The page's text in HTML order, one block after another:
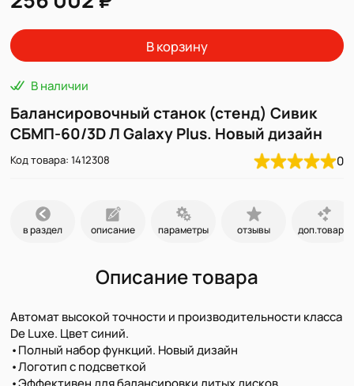
В корзину
В наличии
Балансировочный станок (стенд) Сивик
СБМП-60/3D Л Galaxy Plus. Новый дизайн
Код товара: 1412308 0
в раздел описание параметры отзывы доп.товары
Описание товара
Автомат высокой точности и производительности класса
De Luxe. Цвет синий.
•Полный набор функций. Новый дизайн
•Логотип с подсветкой